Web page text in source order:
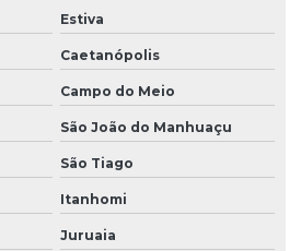
Estiva
Caetanópolis
Campo do Meio
São João do Manhuaçu
São Tiago
Itanhomi
Juruaia